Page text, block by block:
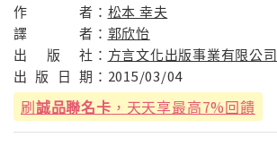
作 者： 松本 幸夫
譯
者： 郭欣怡
出
版 社： 方言文化出版事業有限公司
出 版 日 期： 2015/03/04
刷誠品聯名卡 ，天天享最高7%回饋